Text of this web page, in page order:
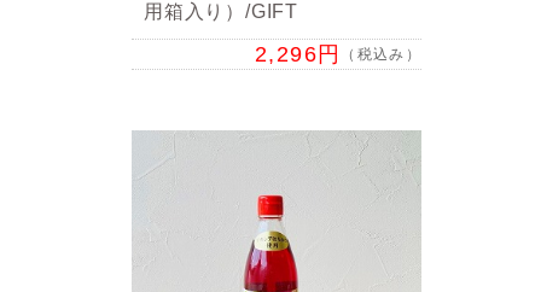
用箱入り）/GIFT
2,296円 （税込み）